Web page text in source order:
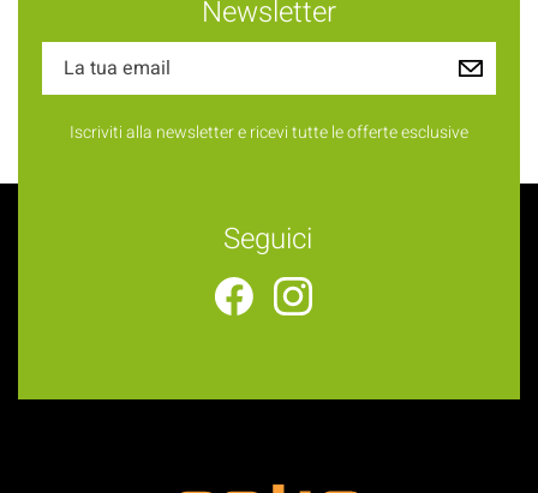
Newsletter
Iscriviti alla newsletter e ricevi tutte le offerte esclusive
Seguici